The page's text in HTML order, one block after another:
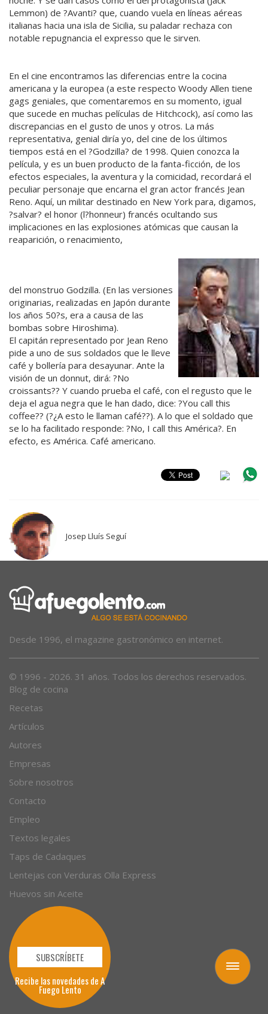
Toggle
navigation
Lemmon) de ?Avanti? que, cuando vuela en líneas aéreas
italianas hacia una isla de Sicilia, su paladar rechaza con
notable repugnancia el expresso que le sirven.
En el cine encontramos las diferencias entre la cocina
americana y la europea (a este respecto Woody Allen tiene
gags geniales, que comentaremos en su momento, igual
que sucede en muchas películas de Hitchcock), así como las
discrepancias en el gusto de unos y otros. La más
representativa, genial diría yo, del cine de los últimos
tiempos está en el ?Godzilla? de 1998. Quien conozca la
película, y es un buen producto de la fanta-ficción, de los
efectos especiales, la aventura y la comicidad, recordará el
peculiar personaje que encarna el gran actor francés Jean
Reno. Aquí, un militar destinado en New York para, digamos,
?salvar? el honor (l?honneur) francés ocultando sus
implicaciones en las explosiones atómicas que causan la
reaparición, o renacimiento,
del monstruo Godzilla. (En las versiones
originarias, realizadas en Japón durante
los años 50?s, era a causa de las
bombas sobre Hiroshima).
El capitán representado por Jean Reno
pide a uno de sus soldados que le lleve
café y bollería para desayunar. Ante la
visión de un donnut, dirá: ?No
croissants?? Y cuando prueba el café, con el regusto que le
deja el agua negra que le han dado, dice: ?You call this
coffee?? (?¿A esto le llaman café??). A lo que el soldado que
se lo ha facilitado responde: ?No, I call this América?. En
efecto, es América. Café americano.
Josep Lluís Seguí
Desde 1996, el magazine gastronómico en internet.
© 1996 - 2026. 31 años. Todos los derechos reservados.
Blog de cocina
Recetas
Artículos
Autores
Empresas
Sobre nosotros
Contacto
Empleo
Textos legales
Taps de Cadaques
Lentejas con Verduras Olla Express
Huevos sin Aceite
SUBSCRÍBETE
Recibe las novedades de A
Fuego Lento